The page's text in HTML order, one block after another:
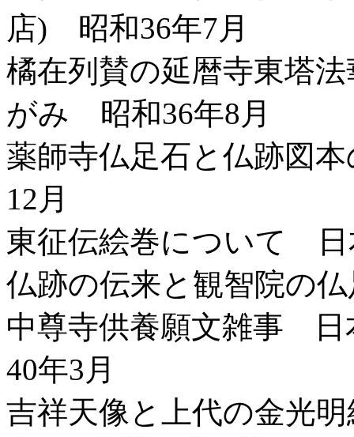
店) 昭和36年7月
橘在列賛の延暦寺東塔
がみ 昭和36年8月
薬師寺仏足石と仏跡図
12月
東征伝絵巻について
仏跡の伝来と観智院の
中尊寺供養願文雑事
40年3月
吉祥天像と上代の金光